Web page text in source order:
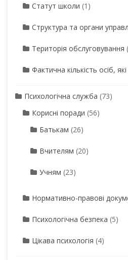
Статут школи (1)
Структура та органи
Територія обслуговування
Фактична кількість осіб,
Психологічна служба (73)
Корисні поради (56)
Батькам (26)
Вчителям (20)
Учням (23)
Нормативно-правові
Психологічна безпека (5)
Цікава психологія (4)